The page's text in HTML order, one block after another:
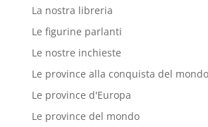
La nostra libreria
Le figurine parlanti
Le nostre inchieste
Le province alla conquista del mondo
Le province d'Europa
Le province del mondo